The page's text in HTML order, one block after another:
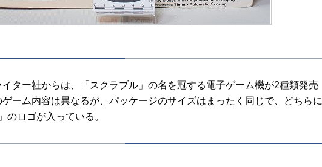
ター社からは、「スクラブル」の名を冠する電子ゲーム機が2種類発売
ーム内容は異なるが、パッケージのサイズはまったく同じで、どちらに
のロゴが入っている。